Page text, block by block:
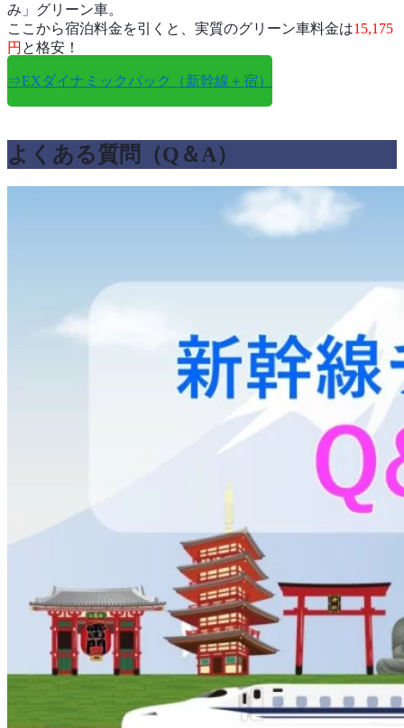
み」グリーン車。
ここから宿泊料金を引くと、実質のグリーン車料金は15,175
円 と格安！
⇒EXダイナミックパック（新幹線＋宿）
よくある質問（Q＆A）